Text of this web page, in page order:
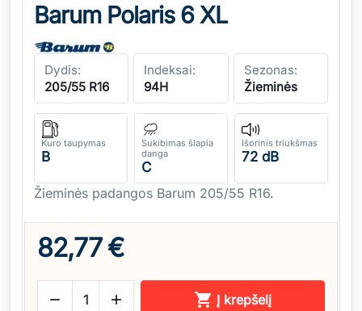
Barum Polaris 6 XL
Dydis:
205/55 R16
Indeksai:
94H
Sezonas:
Žieminės
Kuro taupymas
B
Sukibimas šlapia
danga
C
Išorinis triukšmas
72 dB
Žieminės padangos Barum 205/55 R16.
82,77 €
   Į krepšelį